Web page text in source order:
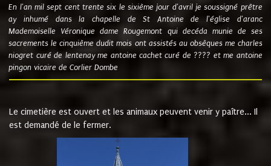
En l'an mil sept cent trente six le sixième jour d'avril je soussigné prêtre
ay inhumé dans la chapelle de St Antoine de l'église d'aranc
Mademoiselle Véronique dame Rougemont qui decéda munie de ses
sacrements le cinquième dudit mois ont assistés au obsèques me charles
niogret curé de lentenay me antoine cachet curé de ???? et me antoine
pingon vicaire de Corlier Dombe
Le cimetière est ouvert et les animaux peuvent venir y paître... Il
est demandé de le fermer.